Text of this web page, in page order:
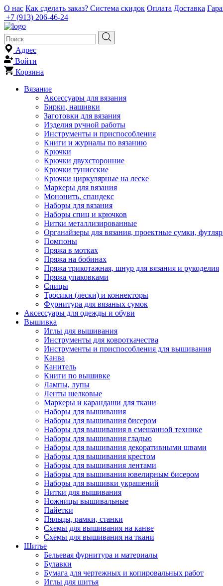
О нас Как сделать заказ? Система скидок Оплата Доставка
+7 (913) 206-46-24
Адрес
Войти
Корзина
Вязание
Аксессуары для вязания
Бирки, нашивки
Заготовки для вязания
Изделия ручной работы
Инструменты и приспособления
Книги и журналы по вязанию
Крючки
Крючки двухсторонние
Крючки тунисские
Крючки циркулярные на леске
Маркеры для вязания
Мононить, спандекс
Наборы для вязания
Наборы спиц и крючков
Нитки металлизированные
Органайзеры для вязания, проектные сумки,
Помпоны
Пряжа в мотках
Пряжа на бобинах
Пряжа трикотажная, шнур для вязания и рукоделия
Пряжа упаковками
Спицы
Тросики (лески) и коннекторы
Фурнитура для вязаных сумок
Аксессуары для одежды и обуви
Вышивка
Иглы для вышивания
Инструменты для ковроткачества
Инструменты и приспособления для вышивания
Канва
Канитель
Книги по вышивке
Лампы, лупы
Ленты шелковые
Маркеры и карандаши для ткани
Наборы для вышивания
Наборы для вышивания бисером
Наборы для вышивания в смешанной технике
Наборы для вышивания гладью
Наборы для вышивания декоративными швами
Наборы для вышивания крестом
Наборы для вышивания лентами
Наборы для вышивания ювелирным бисером
Наборы для вышивки украшений
Нитки для вышивания
Ножницы вышивальные
Пайетки
Пяльцы, рамки, станки
Схемы для вышивания на канве
Схемы для вышивания на ткани
Шитье
Бельевая фурнитура и материалы
Булавки
Бумага для чертежных и копировальных работ
Иглы для шитья